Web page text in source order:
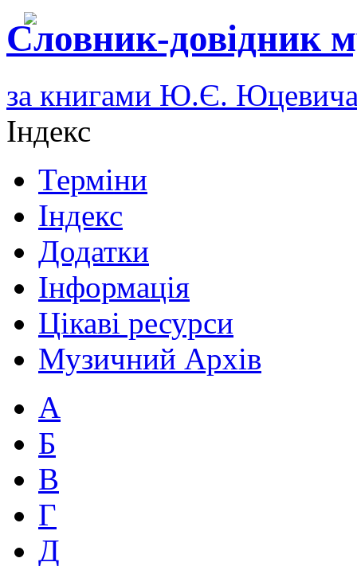
Словник-довідник
за книгами Ю.Є.
Індекс
Терміни
Індекс
Додатки
Інформація
Цікаві ресурси
Музичний Архів
А
Б
В
Г
Д